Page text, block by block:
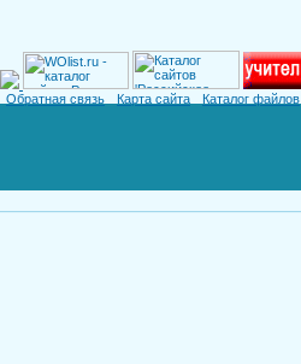
Обратная связь Карта сайта Каталог файлов